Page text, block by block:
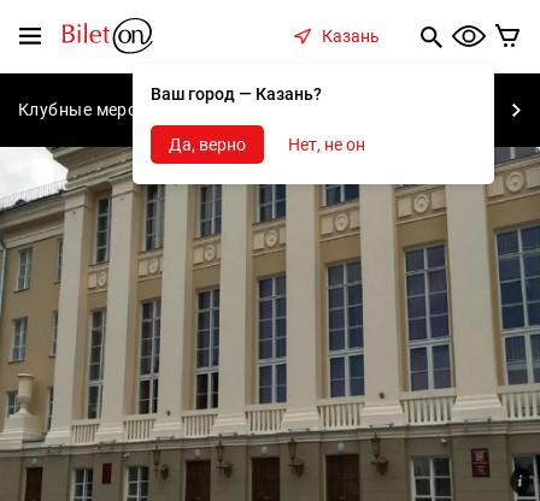
Меню
Казань
Ваш город — Казань?
Да, верно Нет, не он
Клубные мероприятия